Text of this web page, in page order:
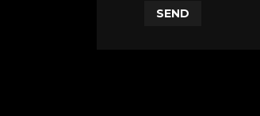
SEND